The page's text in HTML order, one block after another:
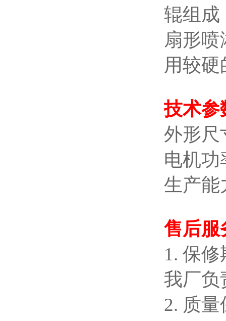
辊组成
扇形
用较
技术参
外形尺
电机功
生产能
售后服
1. 保
我厂负
2. 质